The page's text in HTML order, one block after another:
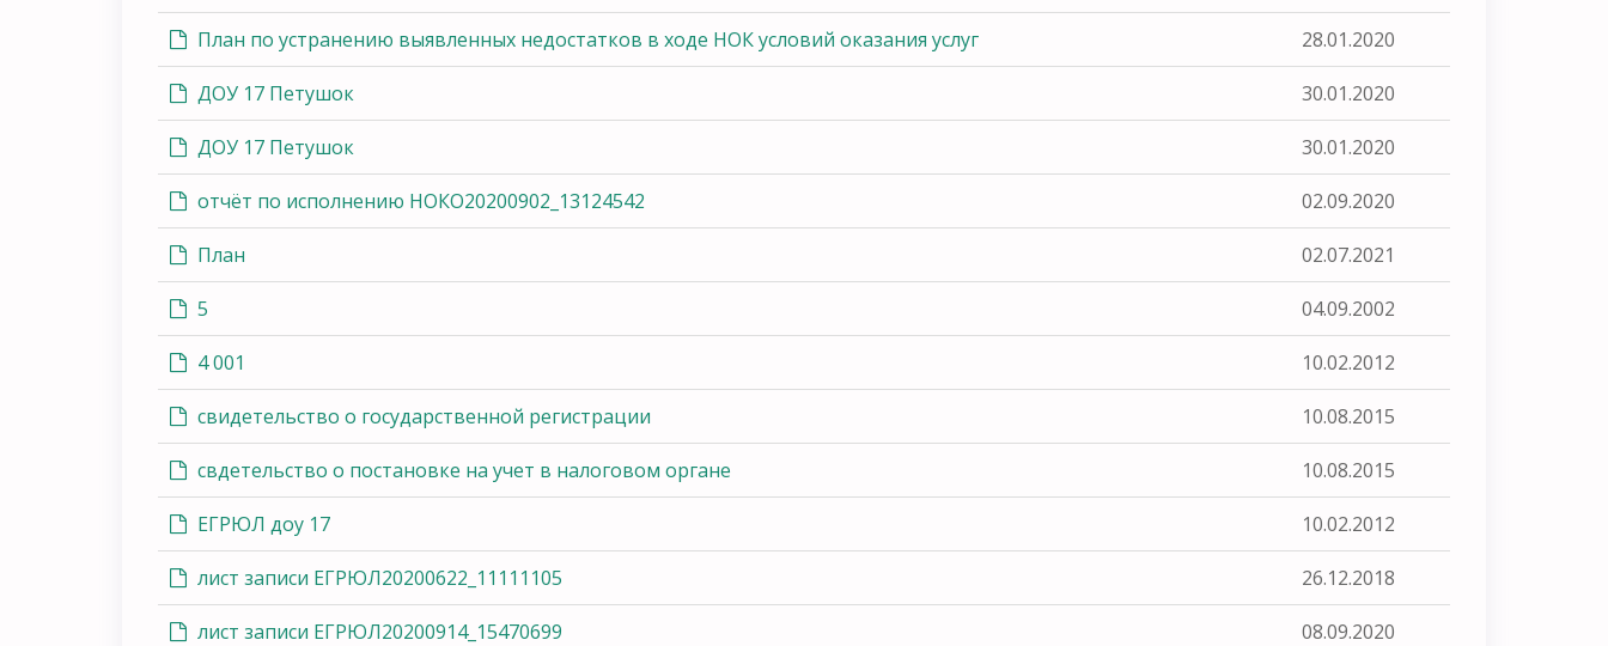
План по устранению выявленных недостатков в ходе НОК условий оказания услуг 28.01.2020
ДОУ 17 Петушок 30.01.2020
ДОУ 17 Петушок 30.01.2020
отчёт по исполнению НОКО20200902_13124542 02.09.2020
План 02.07.2021
5 04.09.2002
4 001 10.02.2012
свидетельство о государственной регистрации 10.08.2015
свдетельство о постановке на учет в налоговом органе 10.08.2015
ЕГРЮЛ доу 17 10.02.2012
лист записи ЕГРЮЛ20200622_11111105 26.12.2018
лист записи ЕГРЮЛ20200914_15470699 08.09.2020